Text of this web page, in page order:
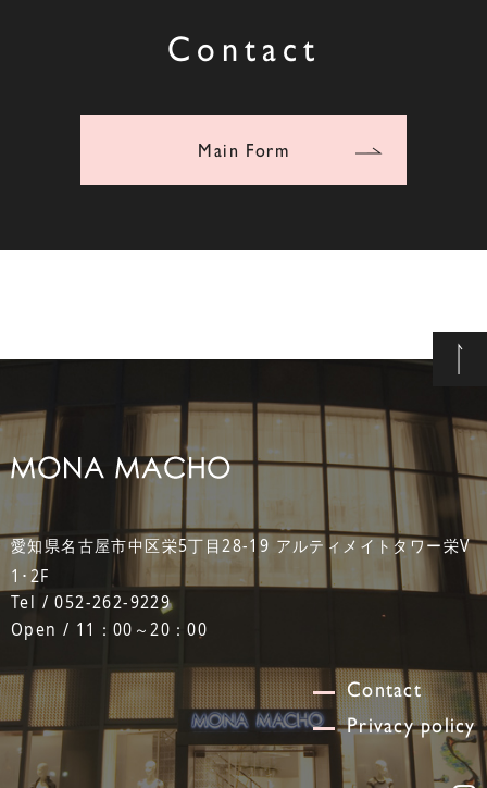
Contact
Main Form
愛知県名古屋市中区栄5丁目28-19 アルティメイトタワー栄V
1･2F
Tel / 052-262-9229
Open / 11：00～20：00
Contact
Privacy policy